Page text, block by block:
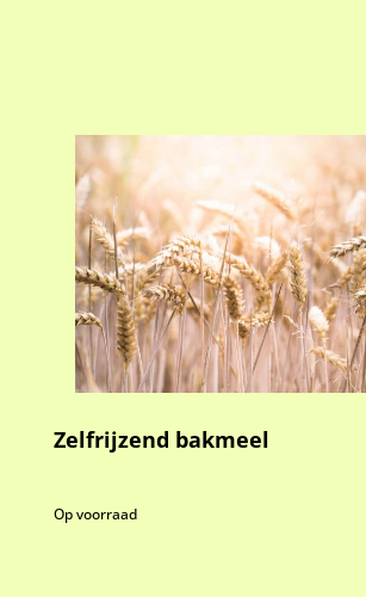
Zelfrijzend bakmeel
Op voorraad